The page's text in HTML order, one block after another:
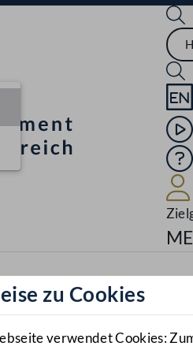
zu Cookies
verwendet Cookies: